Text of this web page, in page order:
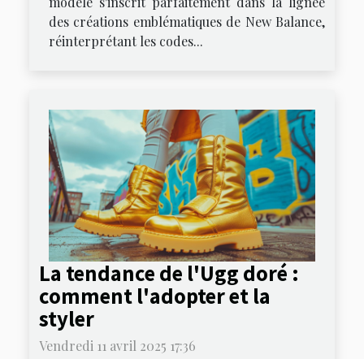
des créations emblématiques de New Balance,
réinterprétant les codes...
La tendance de l'Ugg doré :
comment l'adopter et la
styler
Vendredi 11 avril 2025 17:36